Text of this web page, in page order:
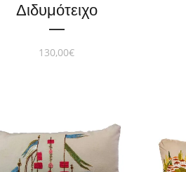
Διδυμότειχο
130,00€